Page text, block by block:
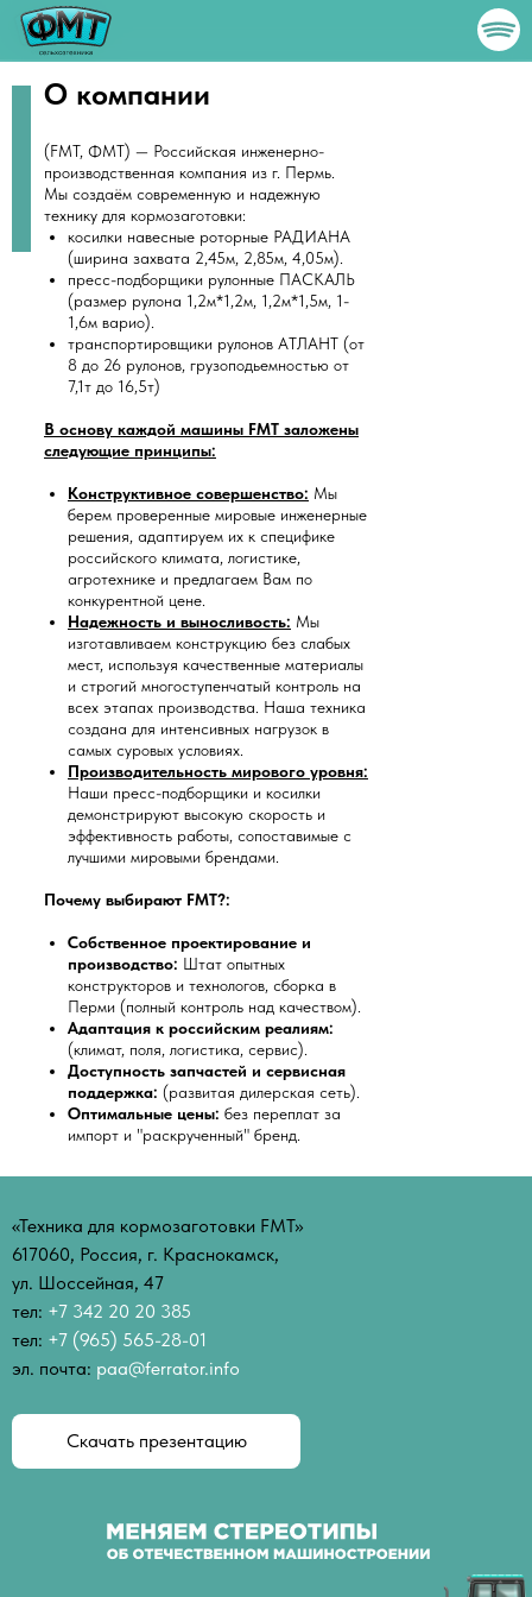
О компании
(FMT, ФМТ) — Российская инженерно-
производственная компания из г. Пермь.
Мы создаём современную и надежную
технику для кормозаготовки:
косилки навесные роторные РАДИАНА
(ширина захвата 2,45м, 2,85м, 4,05м).
пресс-подборщики рулонные ПАСКАЛЬ
(размер рулона 1,2м*1,2м, 1,2м*1,5м, 1-
1,6м варио).
транспортировщики рулонов АТЛАНТ (от
8 до 26 рулонов, грузоподьемностью от
7,1т до 16,5т)
В основу каждой машины FMT заложены
следующие принципы:
Конструктивное совершенство: Мы
берем проверенные мировые инженерные
решения, адаптируем их к специфике
российского климата, логистике,
агротехнике и предлагаем Вам по
конкурентной цене.
Надежность и выносливость: Мы
изготавливаем конструкцию без слабых
мест, используя качественные материалы
и строгий многоступенчатый контроль на
всех этапах производства. Наша техника
создана для интенсивных нагрузок в
самых суровых условиях.
Производительность мирового уровня:
Наши пресс-подборщики и косилки
демонстрируют высокую скорость и
эффективность работы, сопоставимые с
лучшими мировыми брендами.
Почему выбирают FMT?:
Собственное проектирование и
производство: Штат опытных
конструкторов и технологов, сборка в
Перми (полный контроль над качеством).
Адаптация к российским реалиям:
(климат, поля, логистика, сервис).
Доступность запчастей и сервисная
поддержка: (развитая дилерская сеть).
Оптимальные цены: без переплат за
импорт и "раскрученный" бренд.
Скачать презентацию
«Техника для кормозаготовки FMT»
617060, Россия, г. Краснокамск,
ул. Шоссейная, 47
тел: +7 342 20 20 385
тел: +7 (965) 565-28-01
эл. почта: paa@ferrator.info